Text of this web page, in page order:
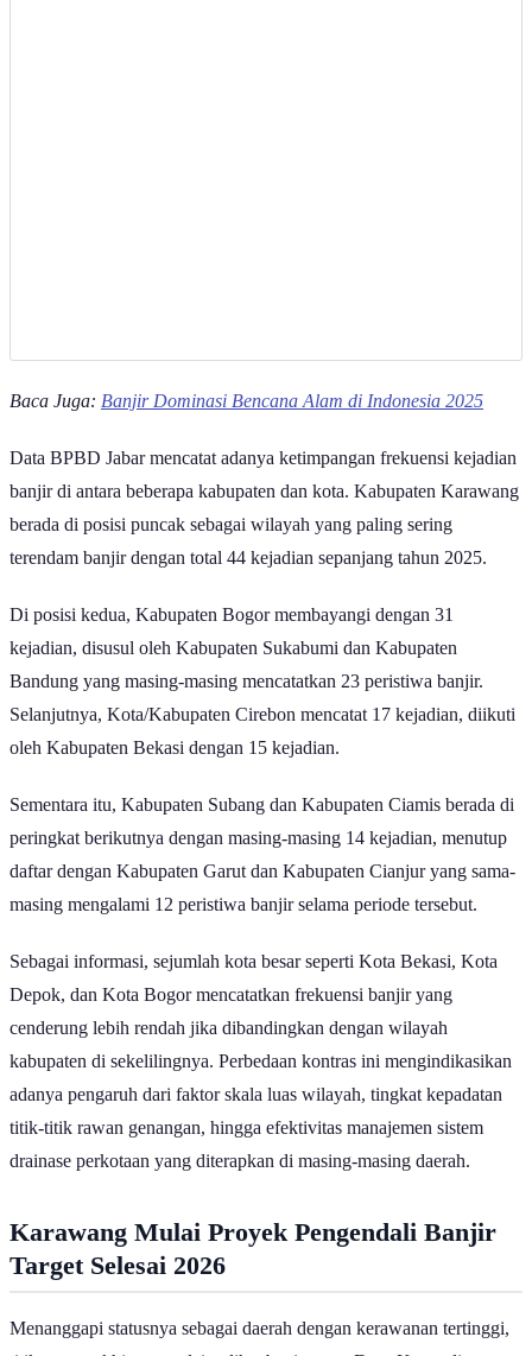
Baca Juga:Banjir Dominasi Bencana Alam di Indonesia 2025
banjir di antara beberapa kabupaten dan kota. Kabupaten Karawang
berada di posisi puncak sebagai wilayah yang paling sering